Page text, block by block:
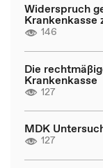
Widerspruch
Krankenkasse
146
Die
Krankenkasse
127
MDK
127